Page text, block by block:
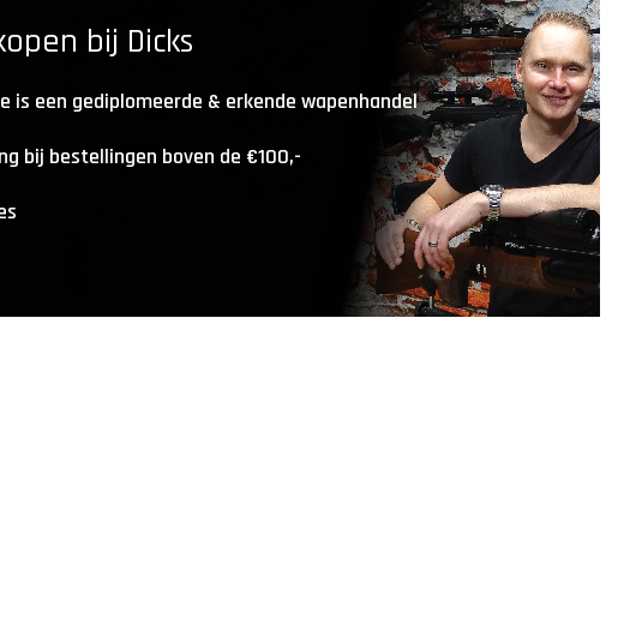
bij Dicks
is een gediplomeerde & erkende wapenhandel
bij bestellingen boven de €100,-